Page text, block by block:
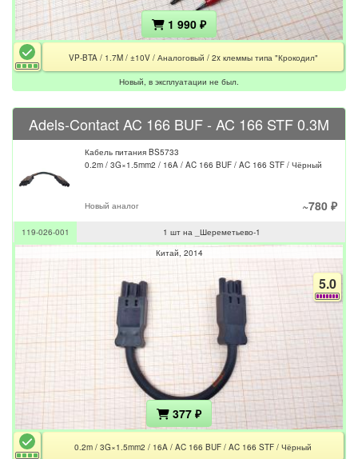
1 990 ₽
VP-BTA / 1.7M / ±10V / Аналоговый / 2x клеммы типа "Крокодил"
Новый, в эксплуатации не был.
Adels-Contact AC 166 BUF - AC 166 STF 0.3M
Кабель питания BS5733
0.2m / 3G×1.5mm2 / 16A / AC 166 BUF / AC 166 STF / Чёрный
Новый аналог ~780 ₽
119-026-001
1 шт на _Шереметьево-1
Китай 2014
5.0
377 ₽
0.2m / 3G×1.5mm2 / 16A / AC 166 BUF / AC 166 STF / Чёрный